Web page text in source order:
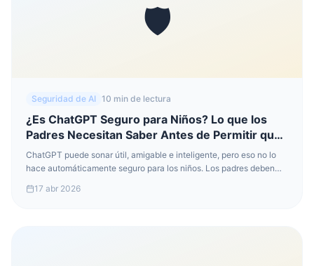
🛡️
Seguridad de AI 10 min de lectura
¿Es ChatGPT Seguro para Niños? Lo que los
Padres Necesitan Saber Antes de Permitir que
los Niños Usen AI
ChatGPT puede sonar útil, amigable e inteligente, pero eso no lo
hace automáticamente seguro para los niños. Los padres deben
para adultos como un asistente amigable para niños.
17 abr 2026